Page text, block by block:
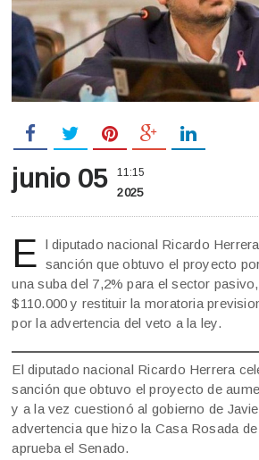
junio 05 11:15
2025
E l diputado nacional Ricardo
sanción que obtuvo el proyecto
una suba del 7,2% para el sector
$110.000 y restituir la moratoria
por la advertencia del veto a la ley.
El diputado nacional Ricardo Herrera
sanción que obtuvo el proyecto de
y a la vez cuestionó al gobierno de
advertencia que hizo la Casa Rosada
aprueba el Senado.